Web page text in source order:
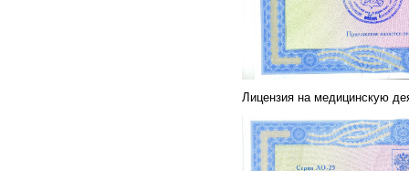
Лицензия на медицинскую